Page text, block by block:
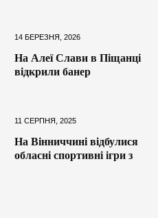
14 БЕРЕЗНЯ, 2026
На Алеї Слави в Піщанці
відкрили банер
11 СЕРПНЯ, 2025
На Вінниччині відбулися
обласні спортивні ігри з